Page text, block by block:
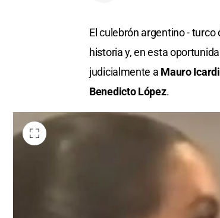
El culebrón argentino -
historia y, en esta
judicialmente a Mauro
Benedicto López.